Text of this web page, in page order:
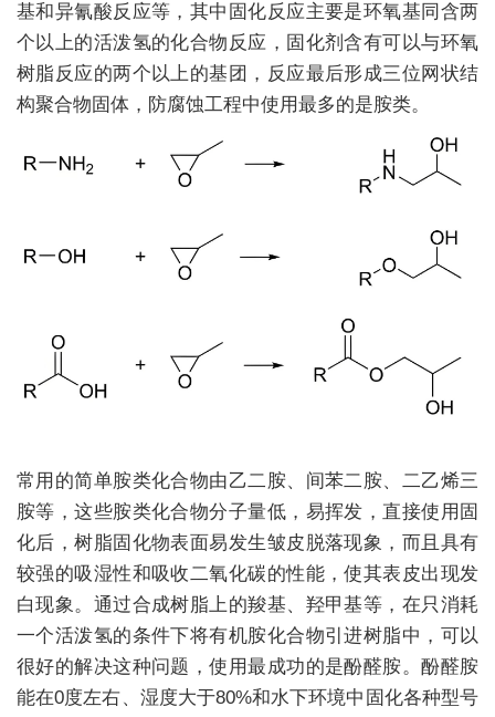
基和异氰酸反应等，其中固化反应主要是环氧基同含两
个以上的活泼氢的化合物反应，固化剂含有可以与环氧
树脂反应的两个以上的基团，反应最后形成三位网状结
构聚合物固体，防腐蚀工程中使用最多的是胺类。
常用的简单胺类化合物由乙二胺、间苯二胺、二乙烯三
胺等，这些胺类化合物分子量低，易挥发，直接使用固
化后，树脂固化物表面易发生皱皮脱落现象，而且具有
较强的吸湿性和吸收二氧化碳的性能，使其表皮出现发
白现象。通过合成树脂上的羧基、羟甲基等，在只消耗
一个活泼氢的条件下将有机胺化合物引进树脂中，可以
很好的解决这种问题，使用最成功的是酚醛胺。酚醛胺
能在0度左右、湿度大于80%和水下环境中固化各种型号